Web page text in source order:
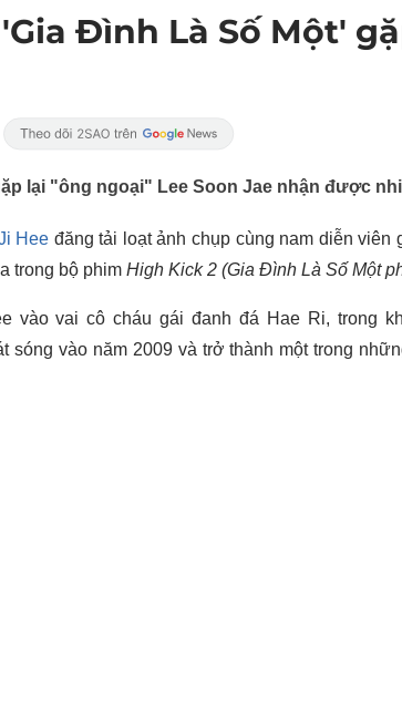
Đình Là Số Một'
lại "ông ngoại" Lee Soon Jae nhận được
Hee đăng tải loạt ảnh chụp cùng nam diễn
trong bộ phim High Kick 2 (Gia Đình Là Số Một
vào vai cô cháu gái đanh đá Hae Ri, trong
sóng vào năm 2009 và trở thành một trong